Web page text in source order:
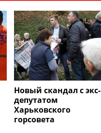
Новый скандал с экс-
депутатом
Харьковского
горсовета